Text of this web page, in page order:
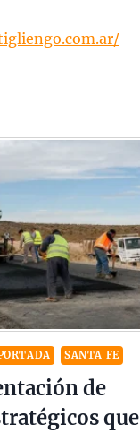
SANTA FE
de
que